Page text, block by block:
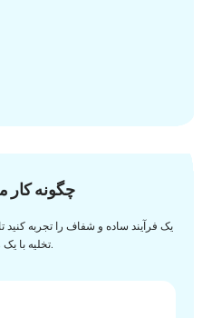
چگونه کار
یک فرآیند ساده و شفاف را تجربه کنید
تخلیه با یک روند آسان و روان موفقیت آمیز کنید.